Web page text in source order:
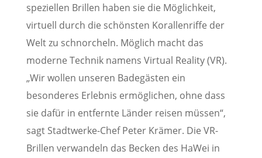
speziellen Brillen haben sie die Möglichkeit,
virtuell durch die schönsten Korallenriffe der
Welt zu schnorcheln. Möglich macht das
moderne Technik namens Virtual Reality (VR).
„Wir wollen unseren Badegästen ein
besonderes Erlebnis ermöglichen, ohne dass
sie dafür in entfernte Länder reisen müssen“,
sagt Stadtwerke-Chef Peter Krämer. Die VR-
Brillen verwandeln das Becken des HaWei in